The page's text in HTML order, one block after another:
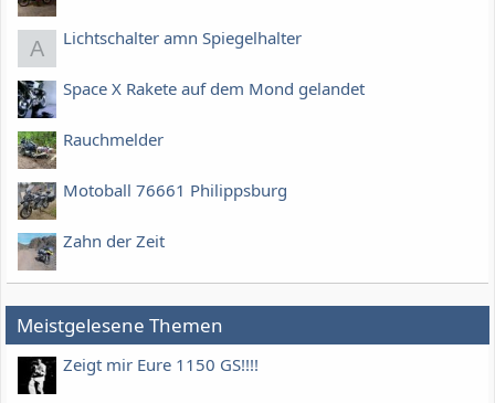
A Lichtschalter amn Spiegelhalter
Space X Rakete auf dem Mond gelandet
Rauchmelder
Motoball 76661 Philippsburg
Zahn der Zeit
Meistgelesene Themen
Zeigt mir Eure 1150 GS!!!!